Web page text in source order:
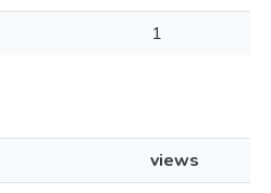
1
views